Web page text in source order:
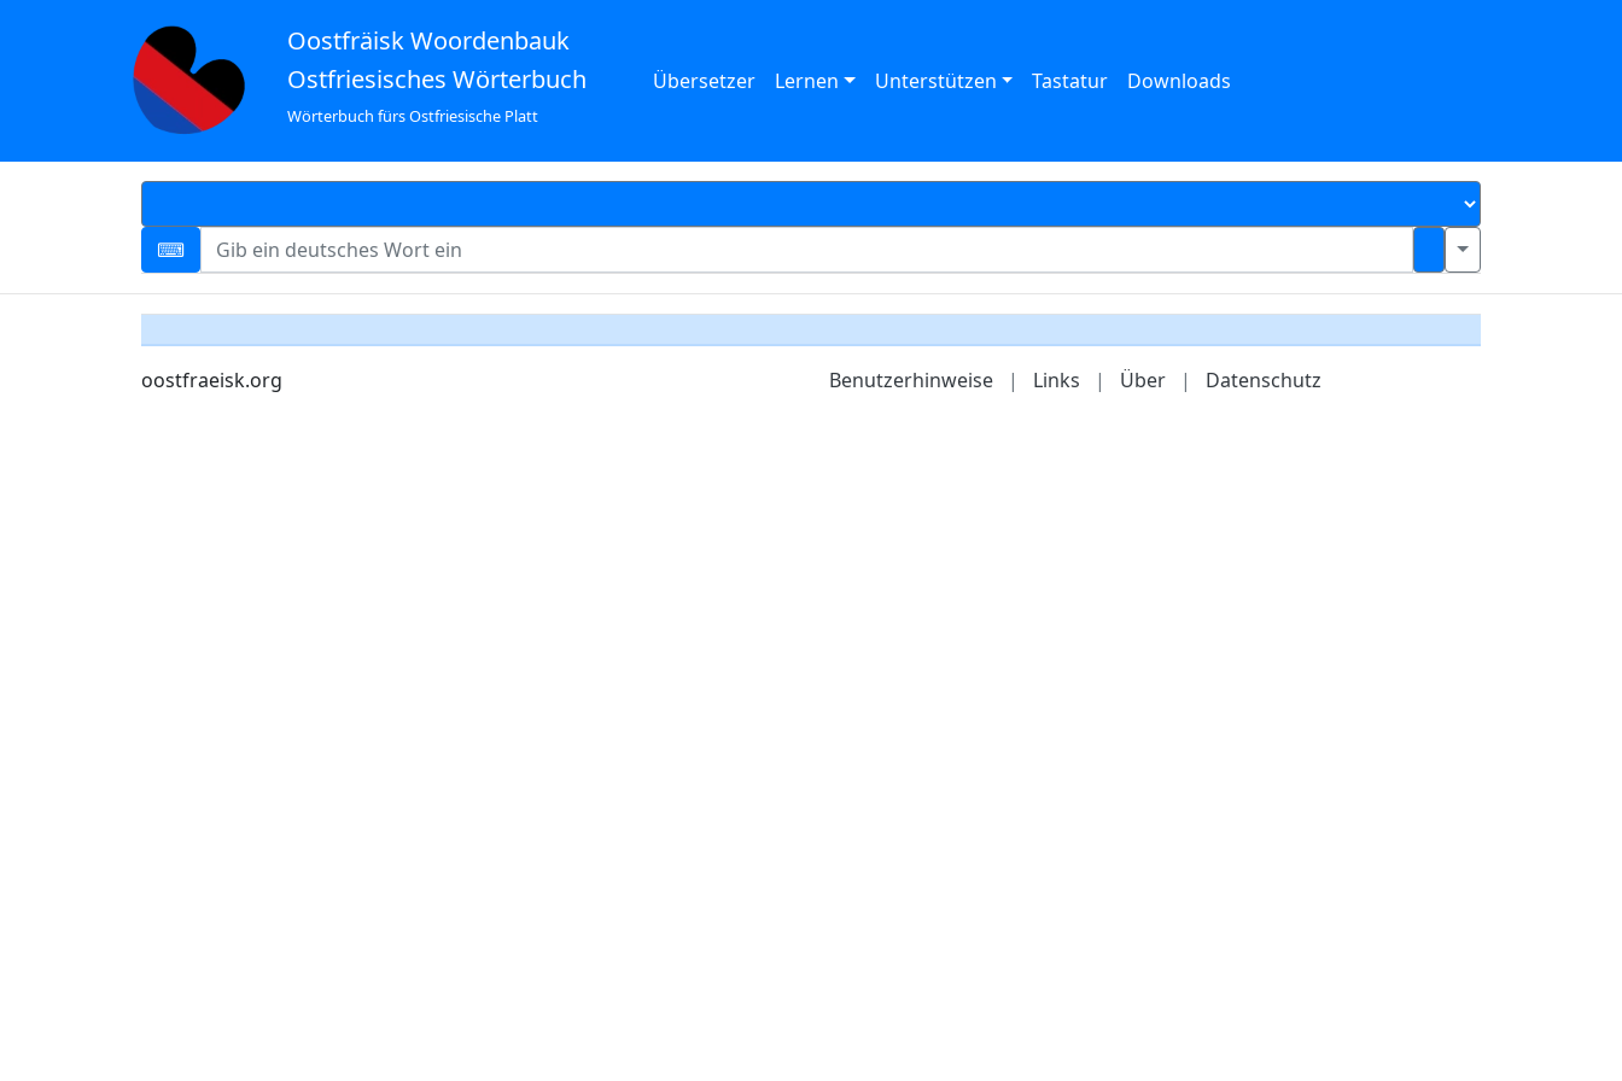
Oostfräisk Woordenbauk
Ostfriesisches Wörterbuch
Wörterbuch fürs Ostfriesische Platt
Übersetzer Lernen Unterstützen Tastatur Downloads
oostfraeisk.org Benutzerhinweise | Links | Über | Datenschutz